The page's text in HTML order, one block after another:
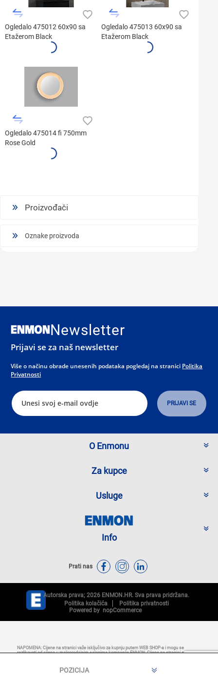
Ogledalo 475012 60x90 sa
Etažerom Black
Ogledalo 475013 60x90 sa
Etažerom Black
Ogledalo 475014 fi 750mm
Rose Gold
Proizvođači
Oznake proizvoda
Newsletter
Prijavi se za naš newsletter
Više o načinu obrade unesenih podataka pogledaj na stranici Politika
Privatnosti
O Enmonu
Za kupce
Usluge
Info
Prati nas
Autorska prava; 2026 ENMON.HR. Sva prava pridržana.
Politika kolačića
Politika privatnosti
Powered by nopCommerce
NAPOMENA: Cijene na stranici važe isključivo za kupnju putem WEB SHOP-a i mogu se
razlikovati od cijena u maloprodajnim salonima kompanije ENMON. Cijene na stranici su
trenutku. Nastojimo biti što precizniji u opisu proizvoda, prikazu slika i samih cijena, ali ne
možemo garantirati da su opisi proizvoda, cijene, fotografije ili bilo koji drugi sadržaji bez